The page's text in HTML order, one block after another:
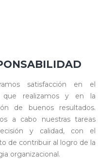
satisfacción en el
que realizamos y en la
de buenos resultados.
a cabo nuestras tareas
y calidad, con el
de contribuir al logro de la
organizacional.